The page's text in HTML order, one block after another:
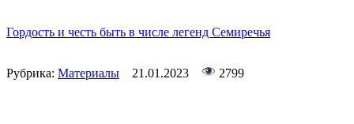
Гордость и честь быть в числе легенд Семиречья
Рубрика: Материалы 21.01.2023 2799